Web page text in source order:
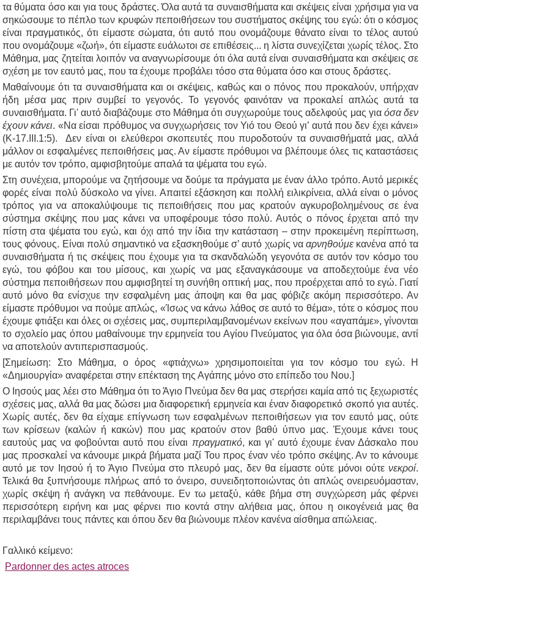
τα θύματα όσο και για τους δράστες. Όλα αυτά τα συναισθήματα και σκέψεις είναι χρήσιμα για να
σηκώσουμε το πέπλο των κρυφών πεποιθήσεων του συστήματος σκέψης του εγώ: ότι ο κόσμος
είναι πραγματικός, ότι είμαστε σώματα, ότι αυτό που ονομάζουμε θάνατο είναι το τέλος αυτού
που ονομάζουμε «ζωή», ότι είμαστε ευάλωτοι σε επιθέσεις... η λίστα συνεχίζεται χωρίς τέλος. Στο
Μάθημα, μας ζητείται λοιπόν να αναγνωρίσουμε ότι όλα αυτά είναι συναισθήματα και σκέψεις σε
σχέση με τον εαυτό μας, που τα έχουμε προβάλει τόσο στα θύματα όσο και στους δράστες.
Μαθαίνουμε ότι τα συναισθήματα και οι σκέψεις, καθώς και ο πόνος που προκαλούν, υπήρχαν
ήδη μέσα μας πριν συμβεί το γεγονός. Το γεγονός φαινόταν να προκαλεί απλώς αυτά τα
συναισθήματα. Γι' αυτό διαβάζουμε στο Μάθημα ότι συγχωρούμε τους αδελφούς μας για όσα δεν
έχουν κάνει. «Να είσαι πρόθυμος να συγχωρήσεις τον Υιό του Θεού γι’ αυτά που δεν έχει κάνει»
(Κ-17.III.1:5). Δεν είναι οι ελεύθεροι σκοπευτές που πυροδοτούν τα συναισθήματά μας, αλλά
μάλλον οι εσφαλμένες πεποιθήσεις μας. Αν είμαστε πρόθυμοι να βλέπουμε όλες τις καταστάσεις
με αυτόν τον τρόπο, αμφισβητούμε απαλά τα ψέματα του εγώ.
Στη συνέχεια, μπορούμε να ζητήσουμε να δούμε τα πράγματα με έναν άλλο τρόπο. Αυτό μερικές
φορές είναι πολύ δύσκολο να γίνει. Απαιτεί εξάσκηση και πολλή ειλικρίνεια, αλλά είναι ο μόνος
τρόπος για να αποκαλύψουμε τις πεποιθήσεις που μας κρατούν αγκυροβολημένους σε ένα
σύστημα σκέψης που μας κάνει να υποφέρουμε τόσο πολύ. Αυτός ο πόνος έρχεται από την
πίστη στα ψέματα του εγώ, και όχι από την ίδια την κατάσταση – στην προκειμένη περίπτωση,
τους φόνους. Είναι πολύ σημαντικό να εξασκηθούμε σ’ αυτό χωρίς νααρνηθούμε κανένα από τα
συναισθήματα ή τις σκέψεις που έχουμε για τα σκανδαλώδη γεγονότα σε αυτόν τον κόσμο του
εγώ, του φόβου και του μίσους, και χωρίς να μας εξαναγκάσουμε να αποδεχτούμε ένα νέο
σύστημα πεποιθήσεων που αμφισβητεί τη συνήθη οπτική μας, που προέρχεται από το εγώ. Γιατί
αυτό μόνο θα ενίσχυε την εσφαλμένη μας άποψη και θα μας φόβιζε ακόμη περισσότερο. Αν
είμαστε πρόθυμοι να πούμε απλώς, «Ίσως να κάνω λάθος σε αυτό το θέμα», τότε ο κόσμος που
έχουμε φτιάξει και όλες οι σχέσεις μας, συμπεριλαμβανομένων εκείνων που «αγαπάμε», γίνονται
το σχολείο μας όπου μαθαίνουμε την ερμηνεία του Αγίου Πνεύματος για όλα όσα βιώνουμε, αντί
να αποτελούν αντιπερισπασμούς.
[Σημείωση: Στο Μάθημα, ο όρος «φτιάχνω» χρησιμοποιείται για τον κόσμο του εγώ. Η
«Δημιουργία» αναφέρεται στην επέκταση της Αγάπης μόνο στο επίπεδο του Νου.]
Ο Ιησούς μας λέει στο Μάθημα ότι το Άγιο Πνεύμα δεν θα μας στερήσει καμία από τις ξεχωριστές
σχέσεις μας, αλλά θα μας δώσει μια διαφορετική ερμηνεία και έναν διαφορετικό σκοπό για αυτές.
Χωρίς αυτές, δεν θα είχαμε επίγνωση των εσφαλμένων πεποιθήσεων για τον εαυτό μας, ούτε
των κρίσεων (καλών ή κακών) που μας κρατούν στον βαθύ ύπνο μας. Έχουμε κάνει τους
εαυτούς μας να φοβούνται αυτό που είναι πραγματικό, και γι' αυτό έχουμε έναν Δάσκαλο που
μας προσκαλεί να κάνουμε μικρά βήματα μαζί Του προς έναν νέο τρόπο σκέψης. Αν το κάνουμε
αυτό με τον Ιησού ή το Άγιο Πνεύμα στο πλευρό μας, δεν θα είμαστε ούτε μόνοι ούτε νεκροί.
Τελικά θα ξυπνήσουμε πλήρως από το όνειρο, συνειδητοποιώντας ότι απλώς ονειρευόμασταν,
χωρίς σκέψη ή ανάγκη να πεθάνουμε. Εν τω μεταξύ, κάθε βήμα στη συγχώρεση μάς φέρνει
περισσότερη ειρήνη και μας φέρνει πιο κοντά στην αλήθεια μας, όπου η οικογένειά μας θα
περιλαμβάνει τους πάντες και όπου δεν θα βιώνουμε πλέον κανένα αίσθημα απώλειας.
Γαλλικό κείμενο:
Pardonner des actes atroces